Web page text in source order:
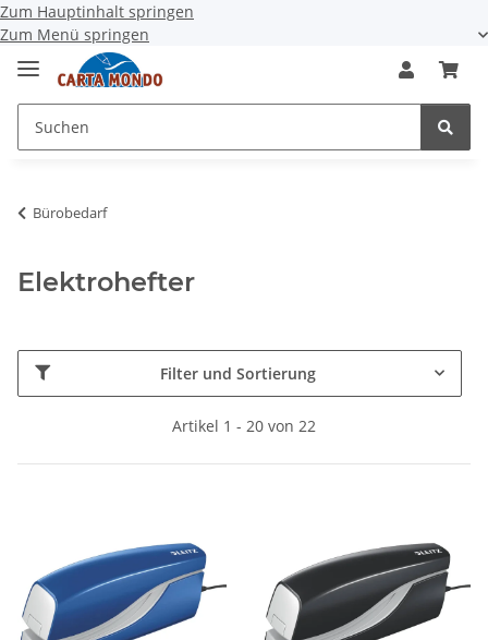
Zum Hauptinhalt springen
Zum Menü springen
Bürobedarf
Elektrohefter
Filter und Sortierung
Artikel 1 - 20 von 22